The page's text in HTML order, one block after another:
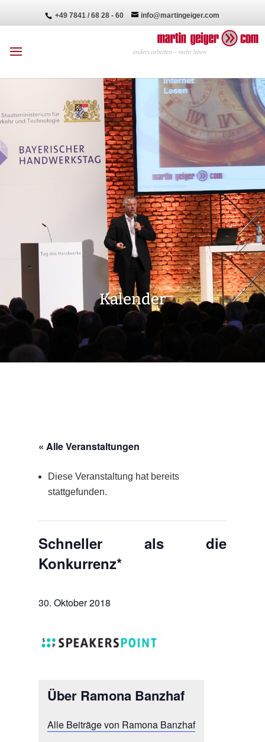
+49 7841 / 68 28 - 60 info@martingeiger.com
Kalender
« Alle Veranstaltungen
Diese Veranstaltung hat bereits
stattgefunden.
Schneller als die
Konkurrenz*
30. Oktober 2018
Über Ramona Banzhaf
Alle Beiträge von Ramona Banzhaf